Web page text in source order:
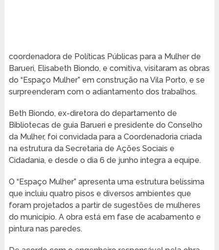
coordenadora de Políticas Públicas para a Mulher de
Barueri, Elisabeth Biondo, e comitiva, visitaram as obras
do “Espaço Mulher” em construção na Vila Porto, e se
surpreenderam com o adiantamento dos trabalhos.
Beth Biondo, ex-diretora do departamento de
Bibliotecas de guia Barueri e presidente do Conselho
da Mulher, foi convidada para a Coordenadoria criada
na estrutura da Secretaria de Ações Sociais e
Cidadania, e desde o dia 6 de junho integra a equipe.
O “Espaço Mulher” apresenta uma estrutura belíssima
que incluiu quatro pisos e diversos ambientes que
foram projetados a partir de sugestões de mulheres
do município. A obra está em fase de acabamento e
pintura nas paredes.